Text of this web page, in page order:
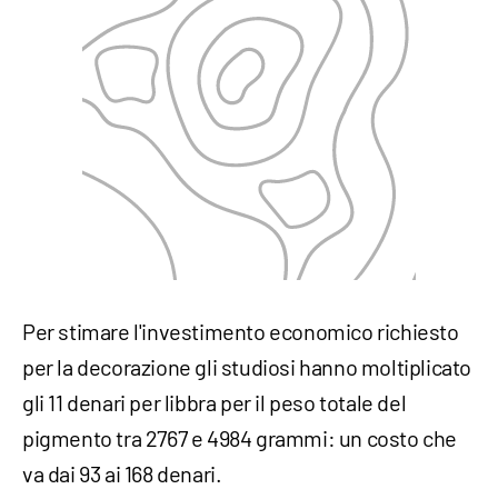
Per stimare l'investimento economico richiesto
per la decorazione gli studiosi hanno moltiplicato
gli 11 denari per libbra per il peso totale del
pigmento tra 2767 e 4984 grammi: un costo che
va dai 93 ai 168 denari.